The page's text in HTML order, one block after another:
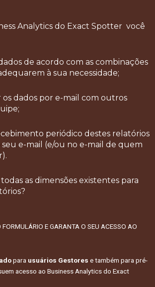
Analytics do Exact Spotter você
de acordo com as combinações
à sua necessidade;
dados por e-mail com outros
periódico destes relatórios
e-mail (e/ou no e-mail de quem
as dimensões existentes para
E GARANTA O SEU ACESSO AO
para usuários Gestores e também para pré-
acesso ao Business Analytics do Exact